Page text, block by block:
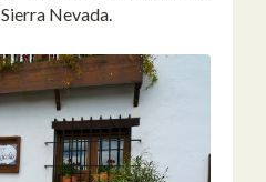
Nevada.